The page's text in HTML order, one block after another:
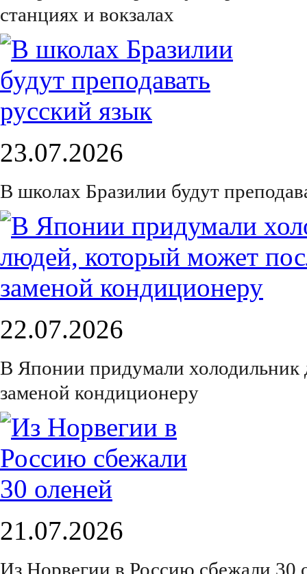
станциях и вокзалах
23.07.2026
В школах Бразилии будут
22.07.2026
В Японии придумали
заменой кондиционеру
21.07.2026
Из Норвегии в Россию сбежали 30